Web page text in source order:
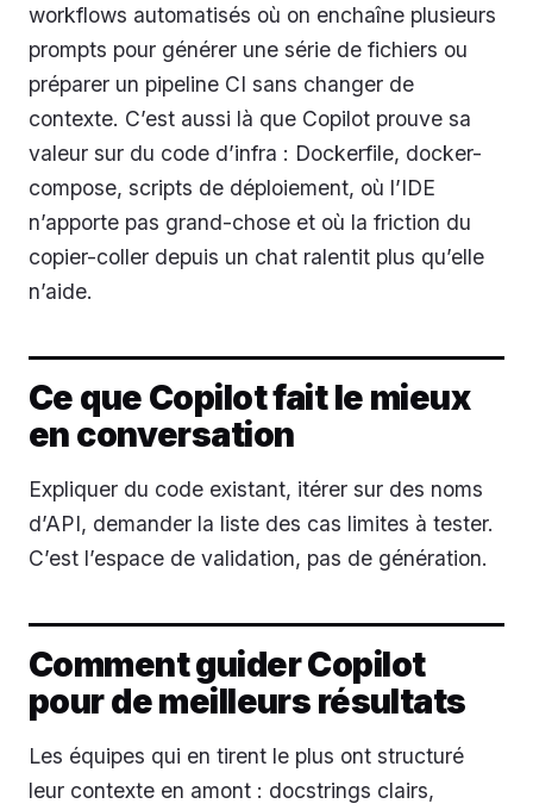
workflows automatisés où on enchaîne plusieurs
prompts pour générer une série de fichiers ou
préparer un pipeline CI sans changer de
contexte. C’est aussi là que Copilot prouve sa
valeur sur du code d’infra : Dockerfile, docker-
compose, scripts de déploiement, où l’IDE
n’apporte pas grand-chose et où la friction du
copier-coller depuis un chat ralentit plus qu’elle
n’aide.
Ce que Copilot fait le mieux
en conversation
Expliquer du code existant, itérer sur des noms
d’API, demander la liste des cas limites à tester.
C’est l’espace de validation, pas de génération.
Comment guider Copilot
pour de meilleurs résultats
Les équipes qui en tirent le plus ont structuré
leur contexte en amont : docstrings clairs,